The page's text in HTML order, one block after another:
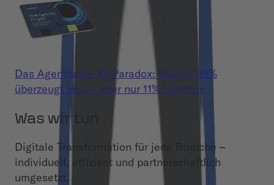
Das Agentische-KI-Paradox: Warum 86%
überzeugt sind – aber nur 11% handeln
Was wir tun
Digitale Transformation für jede Branche –
individuell, effizient und partnerschaftlich
umgesetzt.